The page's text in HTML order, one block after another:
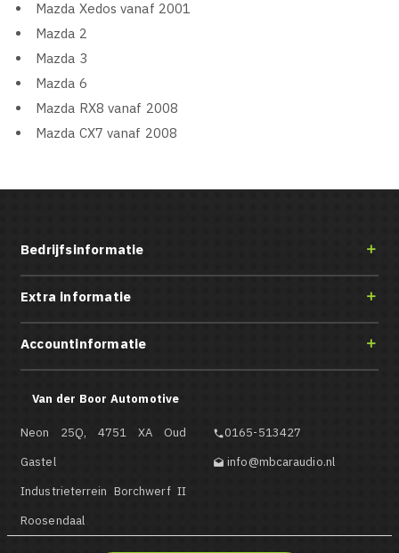
Mazda Xedos vanaf 2001
Mazda 2
Mazda 3
Mazda 6
Mazda RX8 vanaf 2008
Mazda CX7 vanaf 2008
Bedrijfsinformatie 
Extra informatie 
Accountinformatie 
Van der Boor Automotive
Neon 25Q, 4751 XA Oud
Gastel
Industrieterrein Borchwerf II
Roosendaal
0165-513427
 info@mbcaraudio.nl